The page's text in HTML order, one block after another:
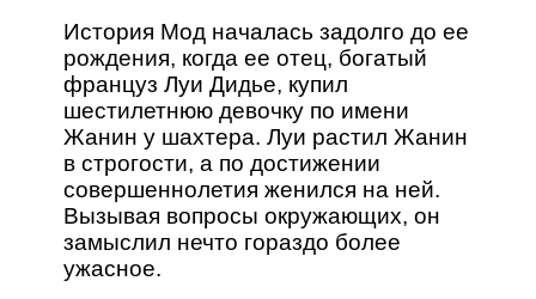
История Мод началась задолго до ее
рождения, когда ее отец, богатый
француз Луи Дидье, купил
шестилетнюю девочку по имени
Жанин у шахтера. Луи растил Жанин
в строгости, а по достижении
совершеннолетия женился на ней.
Вызывая вопросы окружающих, он
замыслил нечто гораздо более
ужасное.